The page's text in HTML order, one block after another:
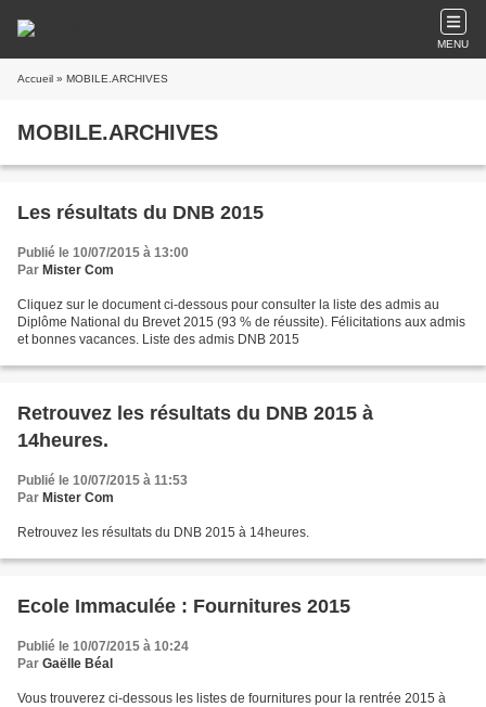
MENU
Accueil » MOBILE.ARCHIVES
MOBILE.ARCHIVES
Les résultats du DNB 2015
Publié le 10/07/2015 à 13:00
Par Mister Com
Cliquez sur le document ci-dessous pour consulter la liste des admis au
Diplôme National du Brevet 2015 (93 % de réussite). Félicitations aux admis
et bonnes vacances. Liste des admis DNB 2015
Retrouvez les résultats du DNB 2015 à
14heures.
Publié le 10/07/2015 à 11:53
Par Mister Com
Retrouvez les résultats du DNB 2015 à 14heures.
Ecole Immaculée : Fournitures 2015
Publié le 10/07/2015 à 10:24
Par Gaëlle Béal
Vous trouverez ci-dessous les listes de fournitures pour la rentrée 2015 à